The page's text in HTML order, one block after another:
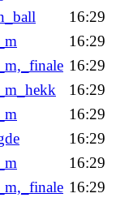
16:29
16:29
16:29
16:29
16:29
16:29
16:29
16:29